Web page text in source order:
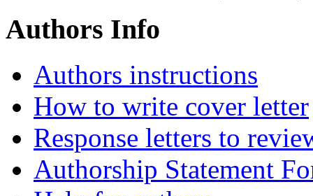
Authors Info
Authors instructions
How to write cover letter
Response letters to
Authorship Statement